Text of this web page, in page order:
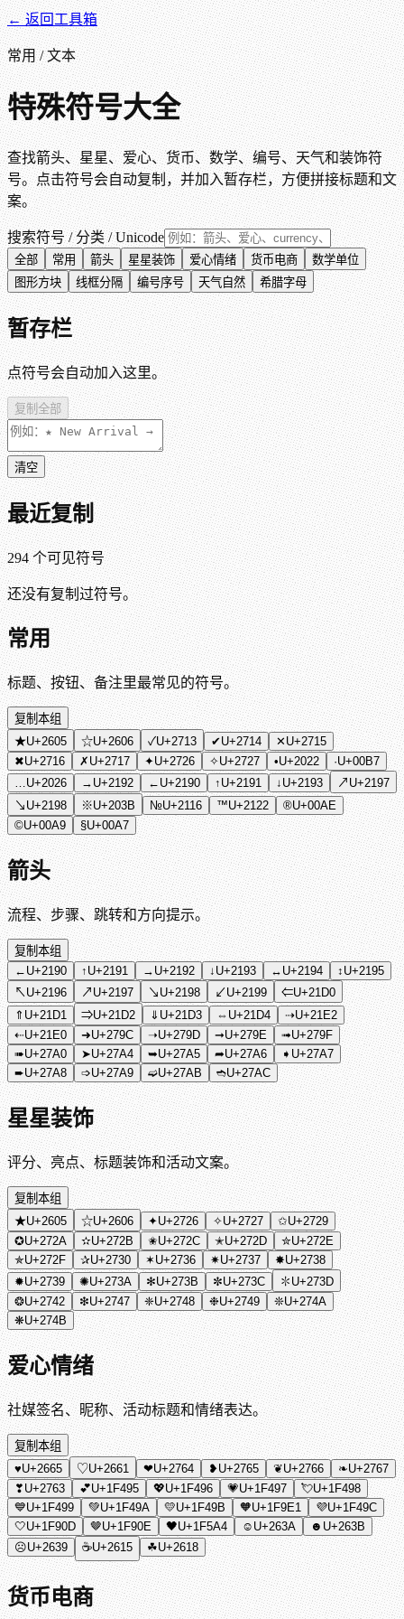
← 返回工具箱
常用 / 文本
特殊符号大全
查找箭头、星星、爱心、货币、数学、编号、天气和装饰符
号。点击符号会自动复制，并加入暂存栏，方便拼接标题和文
案。
搜索符号 / 分类 / Unicode
全部 常用 箭头 星星装饰 爱心情绪 货币电商
数学单位
图形方块
线框分隔 编号序号 天气自然 希腊字母
暂存栏
点符号会自动加入这里。
复制全部
清空
最近复制
294个可见符号
还没有复制过符号。
常用
标题、按钮、备注里最常见的符号。
复制本组
★U+2605 ☆U+2606 ✓U+2713 ✔U+2714 ✕ U+2715
✖U+2716 ✗ U+2717 ✦U+2726 ✧U+2727 •U+2022 ·U+00B7
…U+2026 → U+2192 ← U+2190 ↑ U+2191 ↓ U+2193 ↗ U+2197
↘ U+2198 ※U+203B №U+2116 ™U+2122 ®U+00AE
©U+00A9 §U+00A7
箭头
流程、步骤、跳转和方向提示。
复制本组
← U+2190 ↑ U+2191 → U+2192 ↓ U+2193 ↔ U+2194 ↕ U+2195
↖U+2196 ↗ U+2197 ↘ U+2198 ↙U+2199 ⇐U+21D0
⇑ U+21D1 ⇒U+21D2 ⇓ U+21D3 ⇔ U+21D4 ⇢U+21E2
⇠U+21E0 ➜U+279C ➝U+279D ➞U+279E ➟U+279F
➠U+27A0 ➤U+27A4 ➥U+27A5 ➦U+27A6 ➧ U+27A7
➨U+27A8 ➩U+27A9 ➫U+27AB ➬U+27AC
星星装饰
评分、亮点、标题装饰和活动文案。
复制本组
★U+2605 ☆U+2606 ✦U+2726 ✧U+2727 ✩U+2729
✪U+272A ✫U+272B ✬U+272C ✭U+272D ✮U+272E
✯U+272F ✰U+2730 ✶U+2736 ✷U+2737 ✸U+2738
✹U+2739 ✺U+273A ✻U+273B ✼U+273C ✽ U+273D
❂U+2742 ❇U+2747 ❈U+2748 ❉U+2749 ❊U+274A
❋U+274B
爱心情绪
社媒签名、昵称、活动标题和情绪表达。
复制本组
♥U+2665 ♡U+2661 ❤U+2764 ❥U+2765 ❦U+2766 ❧U+2767
❣ U+2763 💕U+1F495 💖U+1F496 💗U+1F497 💘U+1F498
💙U+1F499 💚U+1F49A 💛U+1F49B 🧡U+1F9E1 💜U+1F49C
🤍U+1F90D 🤎U+1F90E 🖤U+1F5A4 ☺ U+263A ☻ U+263B
☹U+2639 ☕U+2615 ☘U+2618
货币电商